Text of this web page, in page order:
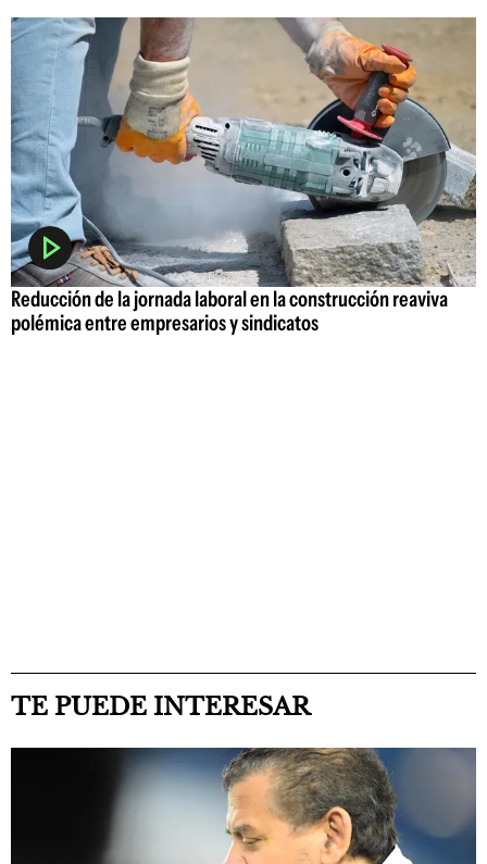
Reducción de la jornada laboral en la construcción reaviva
polémica entre empresarios y sindicatos
TE PUEDE INTERESAR